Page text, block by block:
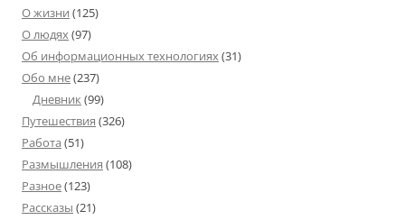
О жизни (125)
О людях(97)
Об информационных технологиях(31)
Обо мне(237)
Дневник(99)
Путешествия (326)
Работа (51)
Размышления (108)
Разное(123)
Рассказы (21)